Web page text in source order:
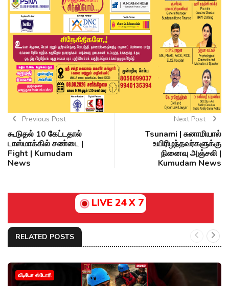
Previous Post
கூடுதல் ₹10 கேட்டதால்
டாஸ்மாக்கில் சண்டை |
Fight | Kumudam
News
Next Post
Tsunami | சுனாமியால்
உயிரிழந்தவர்களுக்கு
நினைவு அஞ்சலி |
Kumudam News
LIVE 24 X 7
RELATED POSTS
வீடியோ ஸ்டோரி